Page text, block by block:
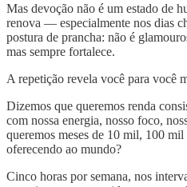
Mas devoção não é um estado de
renova — especialmente nos dias
postura de prancha: não é
mas sempre fortalece.
A repetição revela você para você
Dizemos que queremos renda
com nossa energia, nosso foco,
queremos meses de 10 mil, 100
oferecendo ao mundo?
Cinco horas por semana, nos